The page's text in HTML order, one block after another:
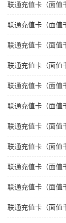
联通充值卡（面值
联通充值卡（面值
联通充值卡（面值
联通充值卡（面值
联通充值卡（面值
联通充值卡（面值
联通充值卡（面值
联通充值卡（面值
联通充值卡（面值
联通充值卡（面值
联通充值卡（面值